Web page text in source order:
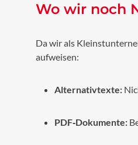
Wo wir noch
Da wir als
aufweisen:
Alternativtexte:
PDF‑Dokumente: